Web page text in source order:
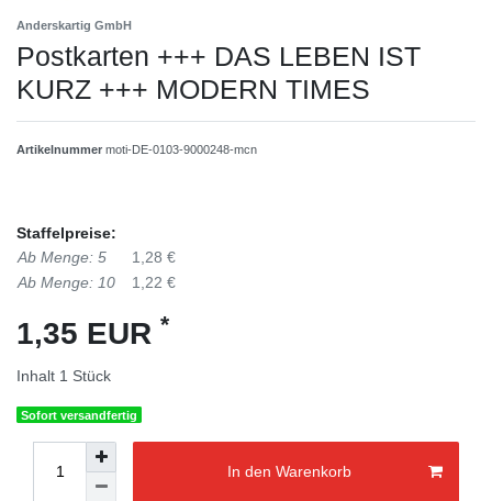
Anderskartig GmbH
Postkarten +++ DAS LEBEN IST
KURZ +++ MODERN TIMES
Artikelnummer moti-DE-0103-9000248-mcn
Staffelpreise:
Ab Menge: 5
1,28 €
Ab Menge: 10
1,22 €
1,35 EUR *
Inhalt 1 Stück
Sofort versandfertig
In den Warenkorb